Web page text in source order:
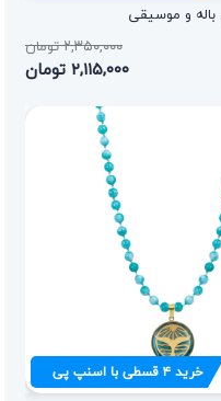
باله و موسیقی
۲,۳۵۰,۰۰۰ تومان
۲,۱۱۵,۰۰۰ تومان
خرید۴قسطی با اسنپ پی